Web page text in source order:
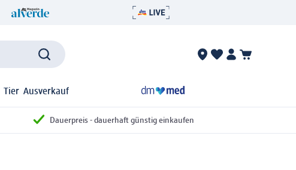
Tier Ausverkauf
Dauerpreis - dauerhaft günstig einkaufen